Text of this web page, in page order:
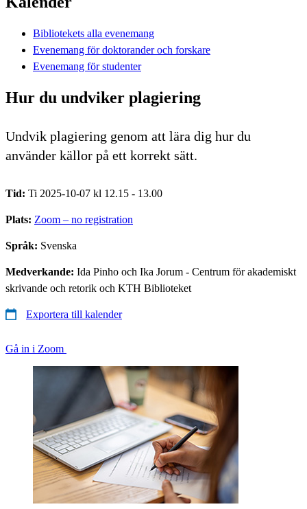
Bibliotekets alla evenemang
Evenemang för doktorander och forskare
Evenemang för studenter
Hur du undviker plagiering
Undvik plagiering genom att lära dig hur du
använder källor på ett korrekt sätt.
Tid: Ti 2025-10-07 kl 12.15 - 13.00
Plats: Zoom – no registration
Språk: Svenska
Medverkande: Ida Pinho och Ika Jorum - Centrum för akademiskt
skrivande och retorik och KTH Biblioteket
Exportera till kalender
Gå in i Zoom